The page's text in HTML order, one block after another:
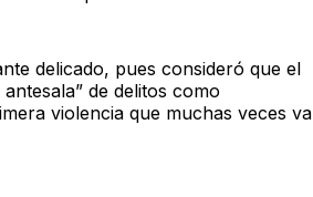
delicado, pues consideró que el
de delitos como
violencia que muchas veces va